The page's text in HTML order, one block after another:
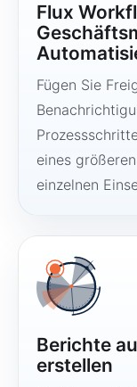
Flux
Fügen Sie
eines
einzelnen
Berichte
erstellen